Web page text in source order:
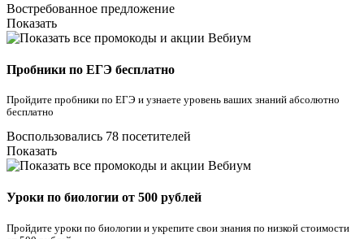
Востребованное предложение
Показать
Пробники по ЕГЭ бесплатно
Пройдите пробники по ЕГЭ и узнаете уровень ваших знаний абсолютно
бесплатно
Воспользовались 78 посетителей
Показать
Уроки по биологии от 500 рублей
Пройдите уроки по биологии и укрепите свои знания по низкой стоимости